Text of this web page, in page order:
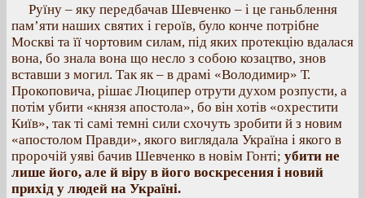
Руїну – яку передбачав Шевченко – і це ганьблення
пам’яти наших святих і героїв, було конче потрібне
Москві та її чортовим силам, під яких протекцію вдалася
вона, бо знала вона що несло з собою козацтво, знов
вставши з могил. Так як – в драмі «Володимир» Т.
Прокоповича, рішає Люципер отрути духом розпусти, а
потім убити «князя апостола», бо він хотів «охрестити
Київ», так ті самі темні сили схочуть зробити й з новим
«апостолом Правди», якого виглядала Україна і якого в
пророчій уяві бачив Шевченко в новім Гонті; убити не
лише його, але й віру в його воскресения і новий
прихід у людей на Україні.